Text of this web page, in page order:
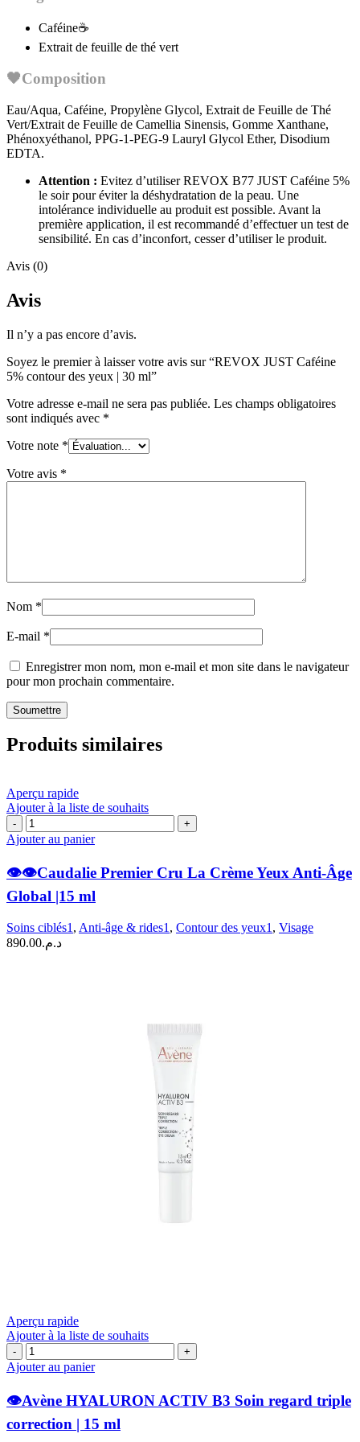
Caféine☕
Extrait de feuille de thé vert
🖤Composition
Eau/Aqua, Caféine, Propylène Glycol, Extrait de Feuille de Thé
Vert/Extrait de Feuille de Camellia Sinensis, Gomme Xanthane,
Phénoxyéthanol, PPG-1-PEG-9 Lauryl Glycol Ether, Disodium
EDTA.
Attention : Evitez d’utiliser REVOX B77 JUST Caféine 5%
le soir pour éviter la déshydratation de la peau. Une
intolérance individuelle au produit est possible. Avant la
première application, il est recommandé d’effectuer un test de
sensibilité. En cas d’inconfort, cesser d’utiliser le produit.
Avis (0)
Avis
Il n’y a pas encore d’avis.
Soyez le premier à laisser votre avis sur “REVOX JUST Caféine
5% contour des yeux | 30 ml”
Votre adresse e-mail ne sera pas publiée. Les champs obligatoires
sont indiqués avec *
Votre note *
Votre avis *
Nom *
E-mail *
Enregistrer mon nom, mon e-mail et mon site dans le navigateur
pour mon prochain commentaire.
Produits similaires
Aperçu rapide
Ajouter à la liste de souhaits
quantité
de
👁️
Caudalie
Premier
Cru
La
Crème
Ajouter au panier
👁️👁️Caudalie Premier Cru La Crème Yeux Anti-Âge
Global |15 ml
Soins ciblés1 , Anti-âge & rides1 , Contour des yeux1 , Visage
د.م.890.00
Aperçu rapide
Ajouter à la liste de souhaits
quantité
de
Avène
ACTIV
Ajouter au panier
👁️Avène HYALURON ACTIV B3 Soin regard triple
correction | 15 ml